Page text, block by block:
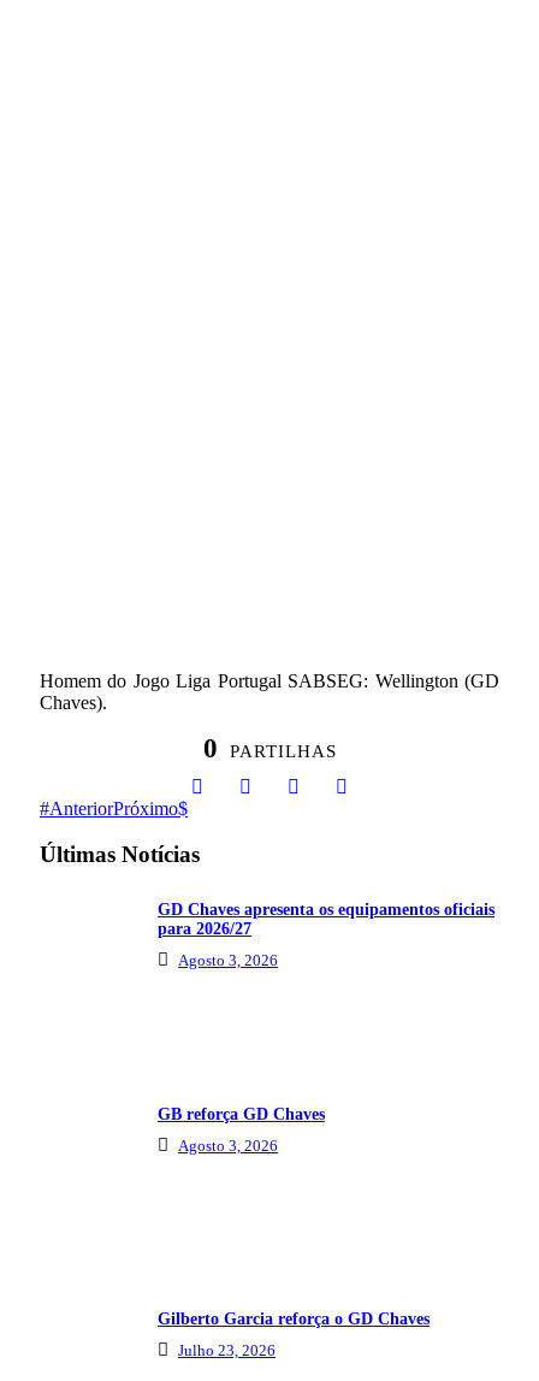
Homem do Jogo Liga Portugal SABSEG: Wellington (GD
Chaves).
0 PARTILHAS
AnteriorPróximo
Últimas Notícias
GD Chaves apresenta os equipamentos oficiais
para 2026/27
Agosto 3, 2026
GB reforça GD Chaves
Agosto 3, 2026
Gilberto Garcia reforça o GD Chaves
Julho 23, 2026